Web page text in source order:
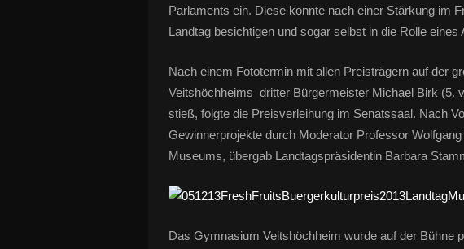
Parlaments ein. Diese konnte nach einer Stärkung im
Landtag besichtigen und sogar selbst in die Rolle eines
Nach einem Fototermin mit allen Preisträgern auf der
Veitshöchheims dritter Bürgermeister Michael Birk (5.
stieß, folgte die Preisverleihung im Senatssaal. Nach
Gewinnerprojekte durch Moderator Professor
Museums, übergab Landtagspräsidentin Barbara
Das Gymnasium Veitshöchheim wurde auf der Bühne